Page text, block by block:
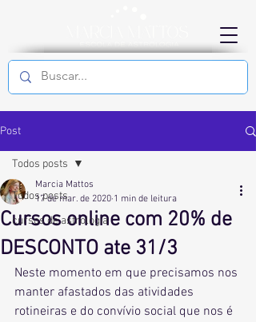
Post
Todos posts
cursos de astrologia
Todos posts
Cursos online com 20% de
DESCONTO ate 31/3
Marcia Mattos
17 de mar. de 2020 1 min de leitura
Neste momento em que precisamos nos
manter afastados das atividades
rotineiras e do convívio social que nos é